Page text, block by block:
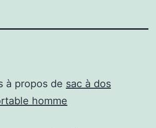
à propos de sac à dos
homme